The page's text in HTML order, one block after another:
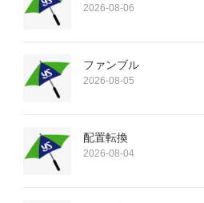
2026-08-06
ファンブル
2026-08-05
配置転換
2026-08-04